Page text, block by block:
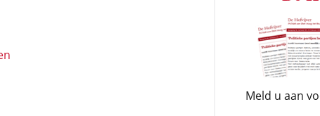
Meld u aan